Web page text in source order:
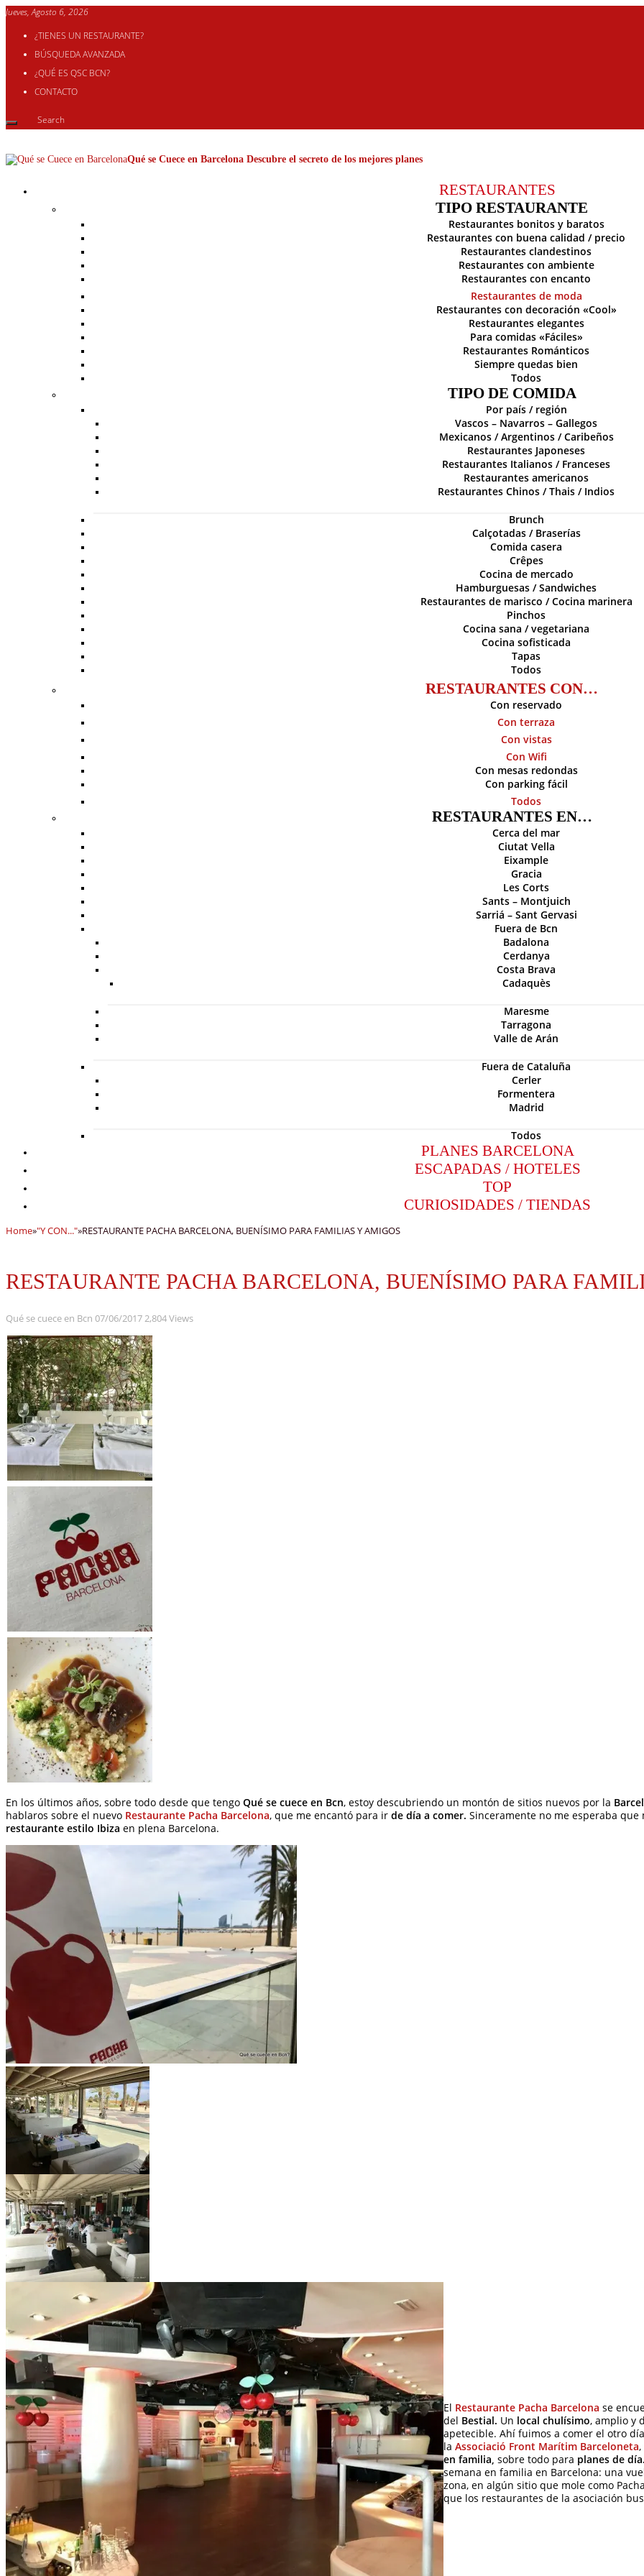
Jueves, Agosto 6, 2026
¿TIENES UN RESTAURANTE?
BÚSQUEDA AVANZADA
¿QUÉ ES QSC BCN?
CONTACTO
Qué se Cuece en Barcelona Descubre el secreto de los mejores planes
RESTAURANTES
TIPO RESTAURANTE
Restaurantes bonitos y baratos
Restaurantes con buena calidad / precio
Restaurantes clandestinos
Restaurantes con ambiente
Restaurantes con encanto
Restaurantes de moda
Restaurantes con decoración «Cool»
Restaurantes elegantes
Para comidas «Fáciles»
Restaurantes Románticos
Siempre quedas bien
Todos
TIPO DE COMIDA
Por país / región
Vascos – Navarros – Gallegos
Mexicanos / Argentinos / Caribeños
Restaurantes Japoneses
Restaurantes Italianos / Franceses
Restaurantes americanos
Restaurantes Chinos / Thais / Indios
Brunch
Calçotadas / Braserías
Comida casera
Crêpes
Cocina de mercado
Hamburguesas / Sandwiches
Restaurantes de marisco / Cocina marinera
Pinchos
Cocina sana / vegetariana
Cocina sofisticada
Tapas
Todos
RESTAURANTES CON…
Con reservado
Con terraza
Con vistas
Con Wifi
Con mesas redondas
Con parking fácil
Todos
RESTAURANTES EN…
Cerca del mar
Ciutat Vella
Eixample
Gracia
Les Corts
Sants – Montjuich
Sarriá – Sant Gervasi
Fuera de Bcn
Badalona
Cerdanya
Costa Brava
Cadaquès
Maresme
Tarragona
Valle de Arán
Fuera de Cataluña
Cerler
Formentera
Madrid
Todos
PLANES BARCELONA
ESCAPADAS / HOTELES
TOP
CURIOSIDADES / TIENDAS
Home»"Y CON..."»RESTAURANTE PACHA BARCELONA, BUENÍSIMO PARA FAMILIAS Y AMIGOS
RESTAURANTE PACHA BARCELONA, BUENÍSIMO PARA
Qué se cuece en Bcn 07/06/20172,804 Views
En los últimos años, sobre todo desde que tengo Qué se cuece en Bcn, estoy descubriendo un montón de sitios nuevos por la
hablaros sobre el nuevo Restaurante Pacha Barcelona, que me encantó para ir de día a comer. Sinceramente no me esperaba
restaurante estilo Ibiza en plena Barcelona.
El Restaurante Pacha Barcelona se
del Bestial. Un local chulísimo, amplio y
apetecible. Ahí fuimos a comer el otro
la Associació Front Marítim Barceloneta,
en familia, sobre todo para planes de día.
semana en familia en Barcelona: una
zona, en algún sitio que mole como
que los restaurantes de la asociación